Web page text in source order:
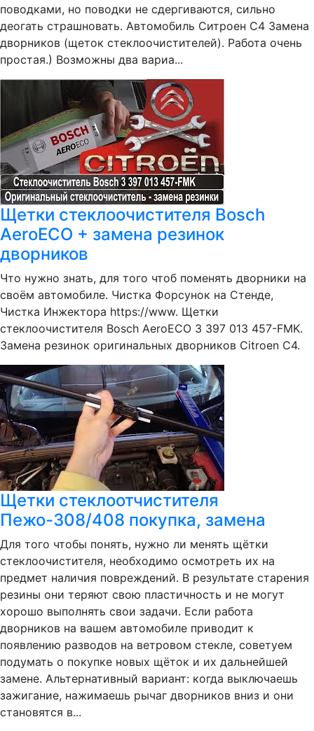
поводками, но поводки не сдергиваются, сильно
деогать страшновать. Автомобиль Ситроен С4 Замена
дворников (щеток стеклоочистителей). Работа очень
простая.) Возможны два вариа...
Щетки стеклоочистителя Bosch
AeroECO + замена резинок
дворников
Что нужно знать, для того чтоб поменять дворники на
своём автомобиле. Чистка Форсунок на Стенде,
Чистка Инжектора https://www. Щетки
стеклоочистителя Bosch AeroECO 3 397 013 457-FMK.
Замена резинок оригинальных дворников Citroen C4.
Щетки стеклоотчистителя
Пежо-308/408 покупка, замена
Для того чтобы понять, нужно ли менять щётки
стеклоочистителя, необходимо осмотреть их на
предмет наличия повреждений. В результате старения
резины они теряют свою пластичность и не могут
хорошо выполнять свои задачи. Если работа
дворников на вашем автомобиле приводит к
появлению разводов на ветровом стекле, советуем
подумать о покупке новых щёток и их дальнейшей
замене. Альтернативный вариант: когда выключаешь
зажигание, нажимаешь рычаг дворников вниз и они
становятся в...